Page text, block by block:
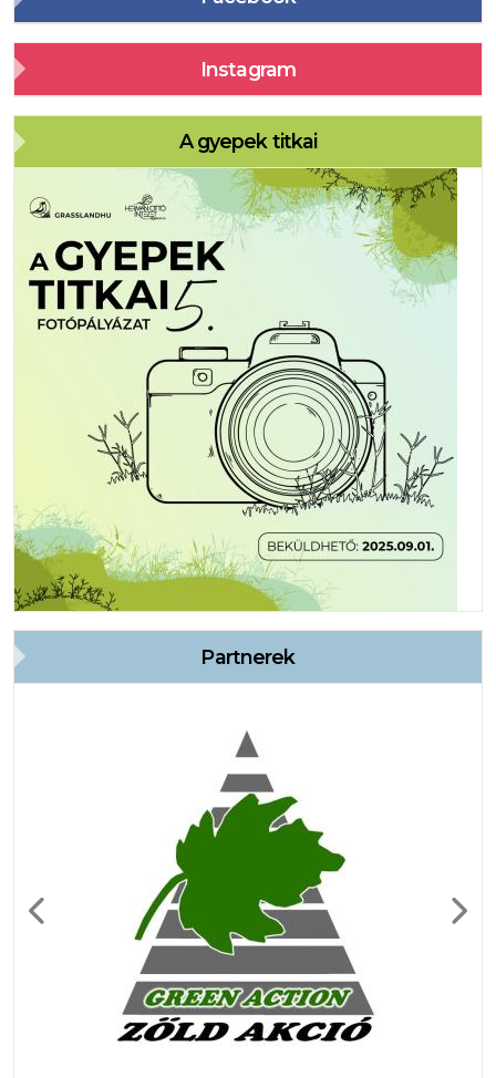
Instagram
A gyepek titkai
Partnerek
Previous Next